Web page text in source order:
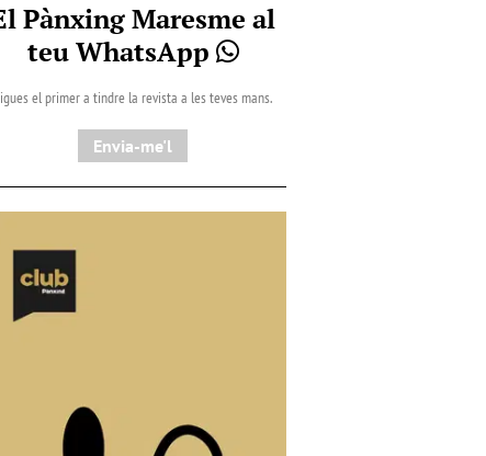
Pànxing Maresme al
teu WhatsApp
el primer a tindre la revista a les teves mans.
Envia-me'l